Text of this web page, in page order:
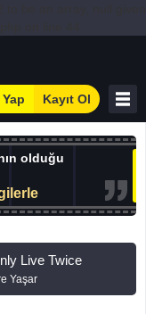
Kayıt Ol
olduğu
Live Twice
Yaşar